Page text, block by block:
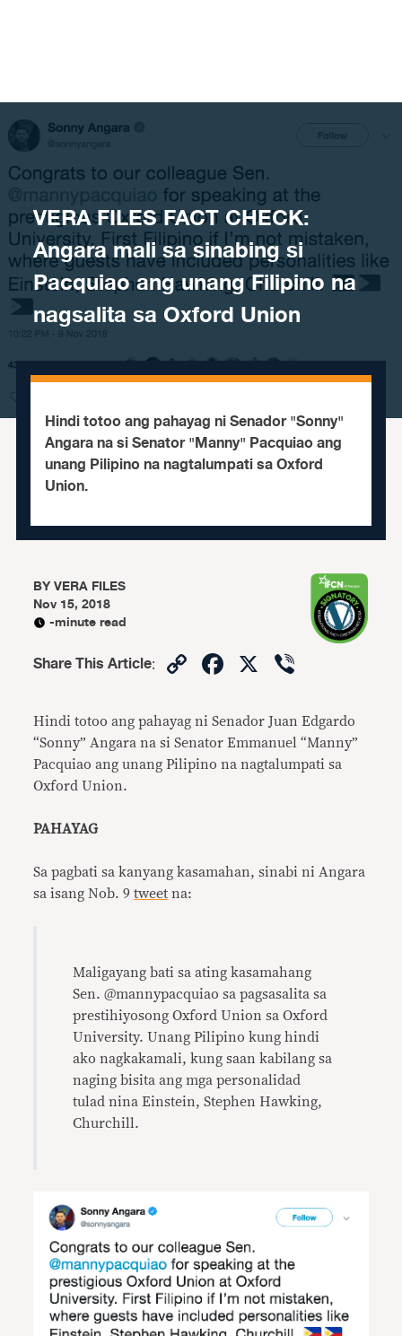
VERA FILES FACT CHECK:
Angara mali sa sinabing si
Pacquiao ang unang Filipino na
nagsalita sa Oxford Union
Hindi totoo ang pahayag ni Senador "Sonny"
Angara na si Senator "Manny" Pacquiao ang
unang Pilipino na nagtalumpati sa Oxford
Union.
BYVERA FILES
Nov 15, 2018
-minute read
Share This Article: CopyFacebook
X
Hindi totoo ang pahayag ni Senador Juan Edgardo
“Sonny” Angara na si Senator Emmanuel “Manny”
Pacquiao ang unang Pilipino na nagtalumpati sa
Oxford Union.
PAHAYAG
Sa pagbati sa kanyang kasamahan, sinabi ni Angara
sa isang Nob. 9tweet na:
Maligayang bati sa ating kasamahang
Sen. @mannypacquiao sa pagsasalita sa
prestihiyosong Oxford Union sa Oxford
University. Unang Pilipino kung hindi
ako nagkakamali, kung saan kabilang sa
naging bisita ang mga personalidad
tulad nina Einstein, Stephen Hawking,
Churchill.